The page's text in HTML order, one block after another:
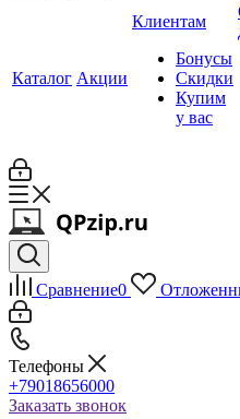
Каталог Акции
Клиентам
Бонусы
Скидки
Купим
у вас
Сравнение0
Телефоны
+79018656000
Заказать звонок